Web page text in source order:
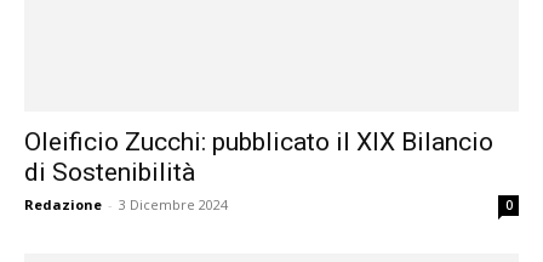
Oleificio Zucchi: pubblicato il XIX Bilancio
di Sostenibilità
Redazione - 3 Dicembre 2024 0